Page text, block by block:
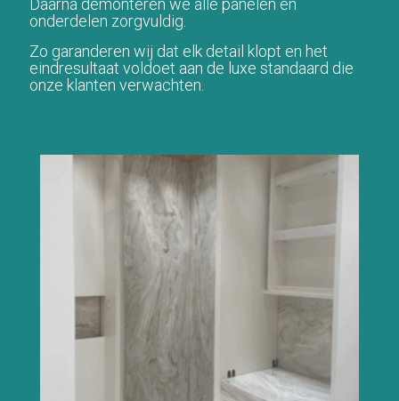
Daarna demonteren we alle panelen en
onderdelen zorgvuldig.
Zo garanderen wij dat elk detail klopt en het
eindresultaat voldoet aan de luxe standaard die
onze klanten verwachten.